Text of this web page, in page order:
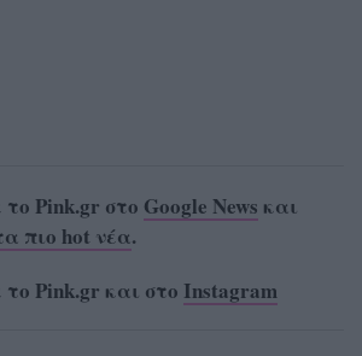
Pink.gr στο Google News και
πιο hot νέα.
Pink.gr και στο Instagram